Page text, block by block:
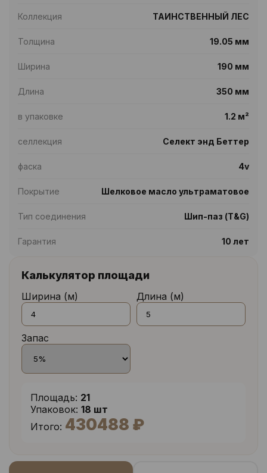
Коллекция ТАИНСТВЕННЫЙ ЛЕС
Толщина 19.05 мм
Ширина 190 мм
Длина 350 мм
в упаковке 1.2 м²
селлекция Селект энд Беттер
фаска 4v
Покрытие Шелковое масло ультраматовое
Тип соединения Шип-паз (T&G)
Гарантия 10 лет
Калькулятор площади
Ширина (м) Длина (м)
Запас
Площадь: 21
Упаковок: 18 шт
Итого: 430488 ₽